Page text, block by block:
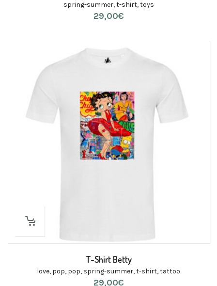
spring-summer,t-shirt,toys
29,00€
T-Shirt Betty
love, pop, pop, spring-summer,t-shirt,tattoo
29,00€